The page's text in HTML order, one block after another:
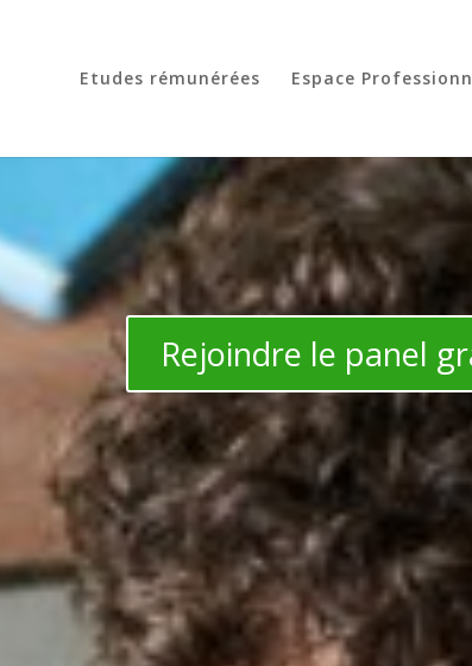
Etudes rémunérées Espace
Rejoindre le panel